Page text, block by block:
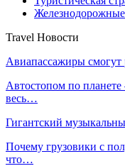
Travel Новости
Авиапассажиры смогут
Автостопом по
весь…
Гигантский
Почему грузовики с
что…